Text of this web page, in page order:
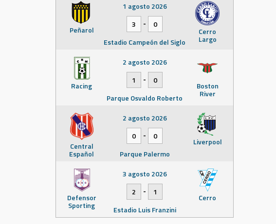
Peñarol Cerro
Largo
1 agosto 2026
3
-
0
Estadio Campeón del Siglo
Racing Boston
River
2 agosto 2026
1
-
0
Parque Osvaldo Roberto
Central
Español
Liverpool
2 agosto 2026
0
-
0
Parque Palermo
Defensor
Sporting
Cerro
3 agosto 2026
2
-
1
Estadio Luis Franzini